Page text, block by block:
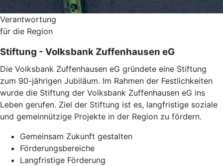
Verantwortung
für die Region
Stiftung - Volksbank Zuffenhausen eG
Die Volksbank Zuffenhausen eG gründete eine Stiftung
zum 90-jährigen Jubiläum. Im Rahmen der Festlichkeiten
wurde die Stiftung der Volksbank Zuffenhausen eG ins
Leben gerufen. Ziel der Stiftung ist es, langfristige soziale
und gemeinnützige Projekte in der Region zu fördern.
Gemeinsam Zukunft gestalten
Förderungsbereiche
Langfristige Förderung